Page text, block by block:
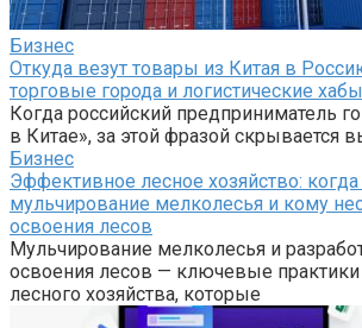
Бизнес
Откуда везут товары из Китая в
торговые города и логистические
Когда российский предприниматель
в Китае», за этой фразой скрывается
Бизнес
Эффективное лесное хозяйство:
мульчирование мелколесья и кому
освоения лесов
Мульчирование мелколесья и
освоения лесов — ключевые
лесного хозяйства, которые